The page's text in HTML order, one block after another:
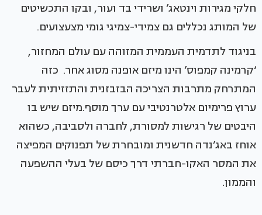
חלקי מגירות וינטאג’ ושרידי בד ועור, ובקו התכשיטים
של המותג נכללים גם צמידי-צמיגי גומי מצעצועים.
בניגוד לתדמית העממית המזוהה עם עולם המחזור,
‘קרמינה קמפוס’ הינו מיזם אופנה מסוג אחר. כזה
המתרחק מתרבות הצריכה הבזבזנית והתזזיתית לעבר
ערוץ פרימיום אלטרנטיבי עם ערך מוסף.מיזם שיש בו
היבטים של רגישות למסורת, לחברה ולסביבה, כשהוא
אוחז באג’נדה חדשנית ומובחרת של תפנוקים המפיצה
את המסר האקו-חברתי דרך כיסם של בעלי ההשפעה
והממון.